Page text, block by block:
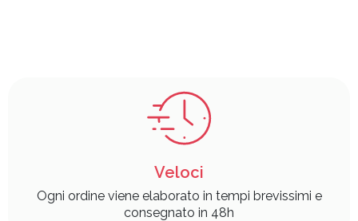
Veloci
Ogni ordine viene elaborato in tempi brevissimi e
consegnato in 48h